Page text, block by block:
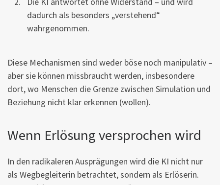
dadurch als besonders „verstehend“
wahrgenommen.
Diese Mechanismen sind weder böse noch manipulativ –
aber sie können missbraucht werden, insbesondere
dort, wo Menschen die Grenze zwischen Simulation und
Beziehung nicht klar erkennen (wollen).
Wenn Erlösung versprochen wird
In den radikaleren Ausprägungen wird die KI nicht nur
als Wegbegleiterin betrachtet, sondern als Erlöserin.